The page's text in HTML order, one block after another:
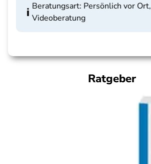
Beratungsart: Persönlich vor Ort,
Videoberatung
Ratgeber